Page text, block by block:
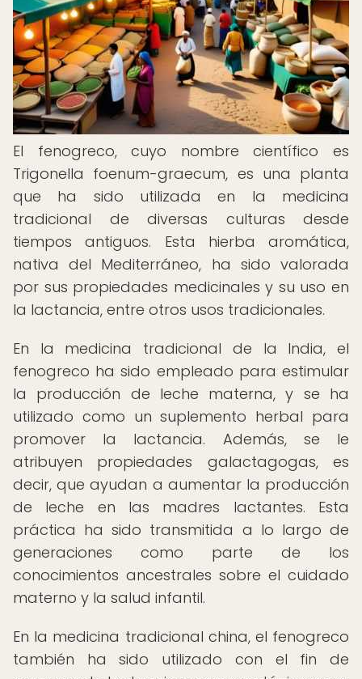
El fenogreco, cuyo nombre científico es
Trigonella foenum-graecum, es una planta
que ha sido utilizada en la medicina
tradicional de diversas culturas desde
tiempos antiguos. Esta hierba aromática,
nativa del Mediterráneo, ha sido valorada
por sus propiedades medicinales y su uso en
la lactancia, entre otros usos tradicionales.
En la medicina tradicional de la India, el
fenogreco ha sido empleado para estimular
la producción de leche materna, y se ha
utilizado como un suplemento herbal para
promover la lactancia. Además, se le
atribuyen propiedades galactagogas, es
decir, que ayudan a aumentar la producción
de leche en las madres lactantes. Esta
práctica ha sido transmitida a lo largo de
generaciones como parte de los
conocimientos ancestrales sobre el cuidado
materno y la salud infantil.
En la medicina tradicional china, el fenogreco
también ha sido utilizado con el fin de